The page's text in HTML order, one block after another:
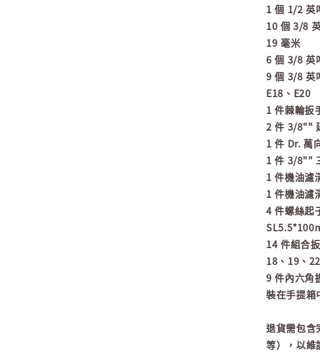
1 個 1/2 英
10 個 3/8
19 毫米
6 個 3/8 英
9 個 3/8 英
E18、E20
1 件棘輪扳
2 件 3/8""
1 件 Dr. 萬
1 件 3/8""
1 件機油濾
1 件機油濾
4 件螺絲起
14 件組合
18、19、22
9 件內六角
裝在手提箱
退貨需包含
等），以維